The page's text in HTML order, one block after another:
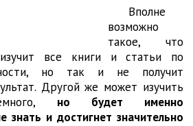
Вполне
возможно
такое, что
все книги и статьи по
но так и не получит
Другой же может изучить
но будет именно
знать и достигнет значительно